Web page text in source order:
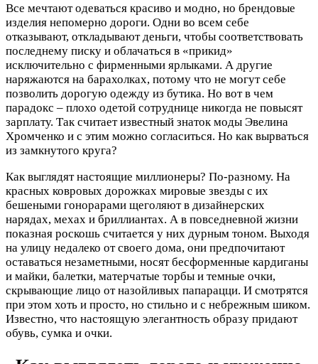
Все мечтают одеваться красиво и модно, но брендовые
изделия непомерно дороги. Одни во всем себе
отказывают, откладывают деньги, чтобы соответствовать
последнему писку и облачаться в «прикид»
исключительно с фирменными ярлыками. А другие
наряжаются на барахолках, потому что не могут себе
позволить дорогую одежду из бутика. Но вот в чем
парадокс – плохо одетой сотруднице никогда не повысят
зарплату. Так считает известный знаток моды Эвелина
Хромченко и с этим можно согласиться. Но как вырваться
из замкнутого круга?
Как выглядят настоящие миллионеры? По-разному. На
красных ковровых дорожках мировые звезды с их
бешеными гонорарами щеголяют в дизайнерских
нарядах, мехах и бриллиантах. А в повседневной жизни
показная роскошь считается у них дурным тоном. Выходя
на улицу недалеко от своего дома, они предпочитают
оставаться незаметными, носят бесформенные кардиганы
и майки, балетки, матерчатые торбы и темные очки,
скрывающие лицо от назойливых папарацци. И смотрятся
при этом хоть и просто, но стильно и с небрежным шиком.
Известно, что настоящую элегантность образу придают
обувь, сумка и очки.